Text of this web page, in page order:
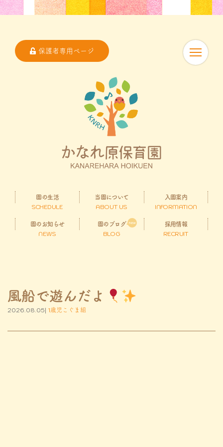
保護者専用ページ
園の生活
SCHEDULE
当園について
ABOUT US
入園案内
INFORMATION
園のお知らせ
NEWS
園のブログ
BLOG
採用情報
RECRUIT
風船で遊んだよ
2026.08.05| 1歳児こぐま組